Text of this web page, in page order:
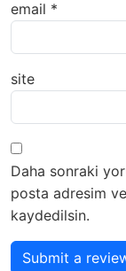
email *
site
Daha sonraki
posta adresim
kaydedilsin.
Submit a